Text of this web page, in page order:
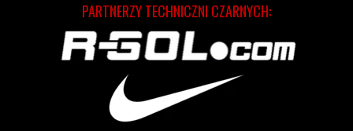
PARTNERZY TECHNICZNI CZARNYCH: